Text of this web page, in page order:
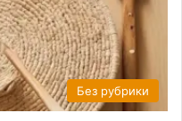
Без рубрики